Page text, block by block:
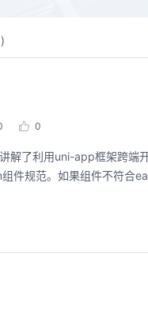
)
0
解了利用uni-app框架跨端
件规范。如果组件不符合